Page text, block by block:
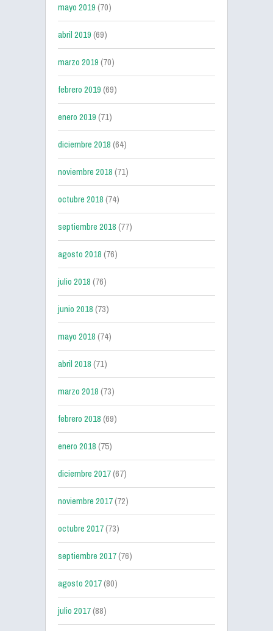
mayo 2019(70)
abril 2019(69)
marzo 2019(70)
febrero 2019(69)
enero 2019(71)
diciembre 2018(64)
noviembre 2018(71)
octubre 2018(74)
septiembre 2018(77)
agosto 2018(76)
julio 2018(76)
junio 2018(73)
mayo 2018(74)
abril 2018(71)
marzo 2018(73)
febrero 2018(69)
enero 2018(75)
diciembre 2017(67)
noviembre 2017(72)
octubre 2017(73)
septiembre 2017(76)
agosto 2017(80)
julio 2017(88)